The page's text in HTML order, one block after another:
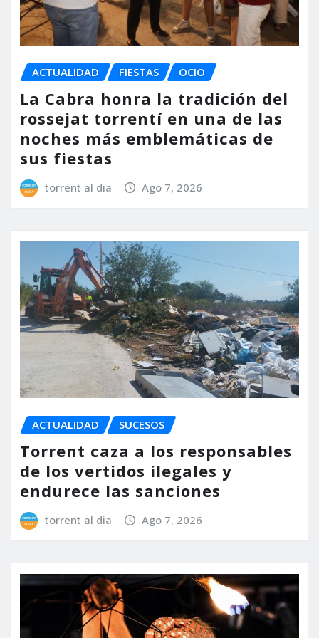
ACTUALIDAD FIESTAS OCIO
La Cabra honra la tradición del
rossejat torrentí en una de las
noches más emblemáticas de
sus fiestas
torrent al dia Ago 7, 2026
ACTUALIDAD SUCESOS
Torrent caza a los responsables
de los vertidos ilegales y
endurece las sanciones
torrent al dia Ago 7, 2026